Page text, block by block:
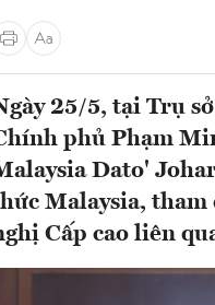
25/5, tại Trụ
phủ Phạm
Dato'
Malaysia, tham
Cấp cao liên